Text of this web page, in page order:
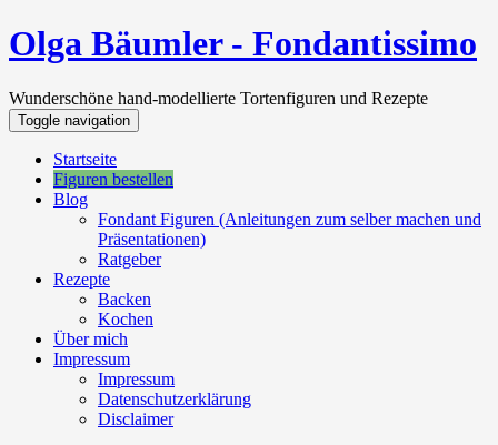
Olga Bäumler - Fondantissimo
Wunderschöne hand-modellierte Tortenfiguren und Rezepte
Toggle navigation
Startseite
Figuren bestellen
Blog
Fondant Figuren (Anleitungen zum selber machen und
Präsentationen)
Ratgeber
Rezepte
Backen
Kochen
Über mich
Impressum
Impressum
Datenschutzerklärung
Disclaimer